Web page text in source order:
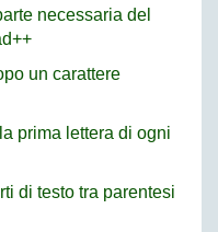
necessaria del
un carattere
prima lettera di ogni
di testo tra parentesi